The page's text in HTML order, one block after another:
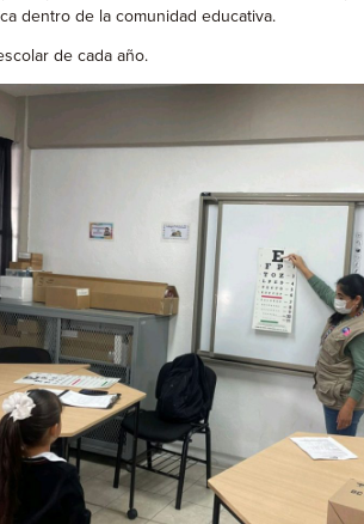
dentro de la comunidad educativa.
de cada año.